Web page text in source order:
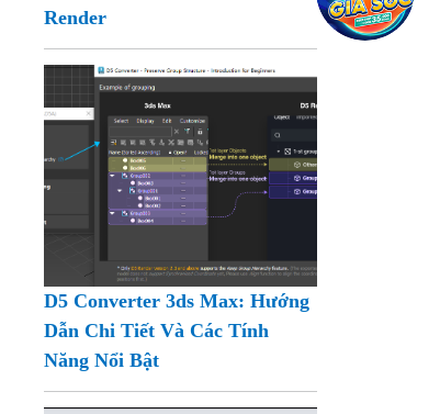
Render
D5 Converter 3ds Max: Hướng
Dẫn Chi Tiết Và Các Tính
Năng Nổi Bật